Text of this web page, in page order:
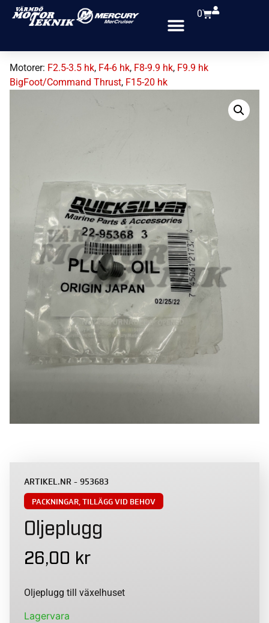
0
Motorer: F2.5-3.5 hk, F4-6 hk, F8-9.9 hk, F9.9 hk
BigFoot/Command Thrust, F15-20 hk
ARTIKEL.NR - 953683
PACKNINGAR,TILLÄGG VID BEHOV
Oljeplugg
26,00 kr
Oljeplugg till växelhuset
Lagervara